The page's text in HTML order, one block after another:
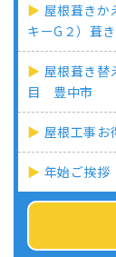
屋根葺きか
キーG２）葺
屋根葺き
目 豊中市
屋根工事お
年始ご挨拶